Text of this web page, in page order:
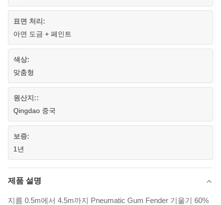
표면 처리:
아연 도금 + 페인트
색상:
맞춤형
원산지::
Qingdao 중국
보증:
1년
제품 설명
지름 0.5m에서 4.5m까지 Pneumatic Gum Fender 기울기 60%